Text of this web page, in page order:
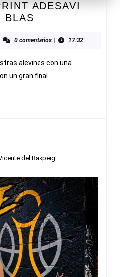
ADESAVI
BLAS
PRINT
66-
25
0 comentarios 17:32
alevines con una
un gran final.
del Raspeig